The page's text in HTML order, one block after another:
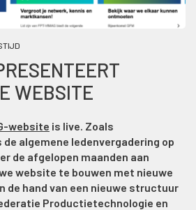
WEBSITE
website is live. Zoals
algemene ledenvergadering op
de afgelopen maanden aan
website te bouwen met nieuwe
de hand van een nieuwe structuur
Productietechnologie en